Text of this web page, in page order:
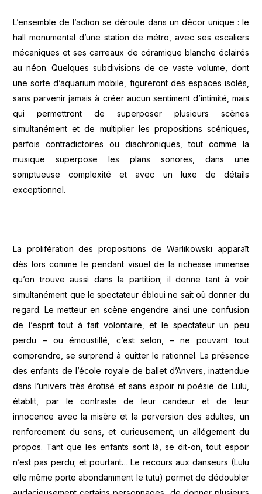
L’ensemble de l’action se déroule dans un décor unique : le
hall monumental d’une station de métro, avec ses escaliers
mécaniques et ses carreaux de céramique blanche éclairés
au néon. Quelques subdivisions de ce vaste volume, dont
une sorte d’aquarium mobile, figureront des espaces isolés,
sans parvenir jamais à créer aucun sentiment d’intimité, mais
qui permettront de superposer plusieurs scènes
simultanément et de multiplier les propositions scéniques,
parfois contradictoires ou diachroniques, tout comme la
musique superpose les plans sonores, dans une
somptueuse complexité et avec un luxe de détails
exceptionnel.
La prolifération des propositions de Warlikowski apparaît
dès lors comme le pendant visuel de la richesse immense
qu’on trouve aussi dans la partition; il donne tant à voir
simultanément que le spectateur ébloui ne sait où donner du
regard. Le metteur en scène engendre ainsi une confusion
de l’esprit tout à fait volontaire, et le spectateur un peu
perdu – ou émoustillé, c’est selon, – ne pouvant tout
comprendre, se surprend à quitter le rationnel. La présence
des enfants de l’école royale de ballet d’Anvers, inattendue
dans l’univers très érotisé et sans espoir ni poésie de Lulu,
établit, par le contraste de leur candeur et de leur
innocence avec la misère et la perversion des adultes, un
renforcement du sens, et curieusement, un allégement du
propos. Tant que les enfants sont là, se dit-on, tout espoir
n’est pas perdu; et pourtant… Le recours aux danseurs (Lulu
elle même porte abondamment le tutu) permet de dédoubler